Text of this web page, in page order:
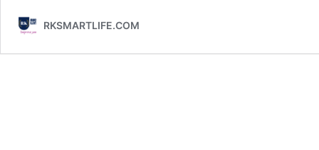
RKSMARTLIFE.COM